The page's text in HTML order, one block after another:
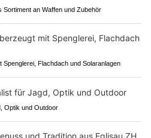
an Waffen und Zubehör
Flachdach und Solaranlagen
Optik und Outdoor